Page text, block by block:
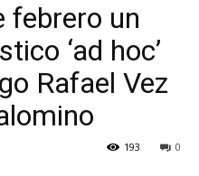
febrero un
‘ad hoc’
Rafael Vez
0
193